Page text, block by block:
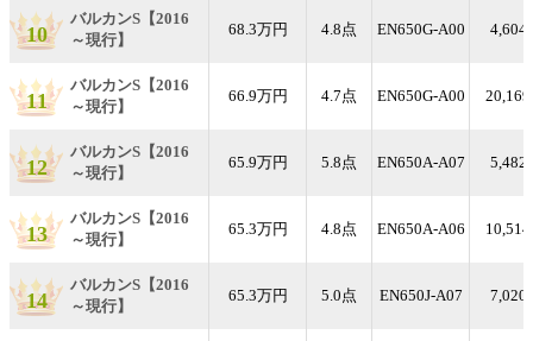
10
バルカンS【2016
～現行】
68.3万円 4.8点 EN650G-A00
11
バルカンS【2016
～現行】
66.9万円 4.7点 EN650G-A00
12
バルカンS【2016
～現行】
65.9万円 5.8点 EN650A-A07
13
バルカンS【2016
～現行】
65.3万円 4.8点 EN650A-A06
14
バルカンS【2016
～現行】
65.3万円 5.0点 EN650J-A07